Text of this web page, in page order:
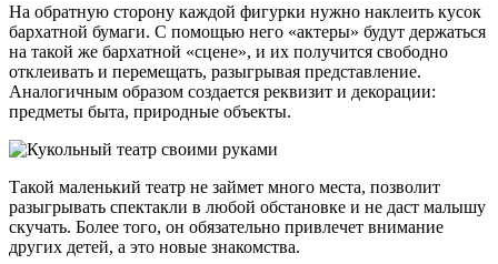
На обратную сторону каждой фигурки нужно наклеить кусок
бархатной бумаги. С помощью него «актеры» будут держаться
на такой же бархатной «сцене», и их получится свободно
отклеивать и перемещать, разыгрывая представление.
Аналогичным образом создается реквизит и декорации:
предметы быта, природные объекты.
Такой маленький театр не займет много места, позволит
разыгрывать спектакли в любой обстановке и не даст малышу
скучать. Более того, он обязательно привлечет внимание
других детей, а это новые знакомства.